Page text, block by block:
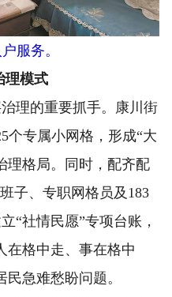
服务。
理模式
的重要抓手。康川街
个专属小网格，形成“大
理格局。同时，配齐配
子、专职网格员及183
“社情民愿”专项台账，
在格中走、事在格中
急难愁盼问题。